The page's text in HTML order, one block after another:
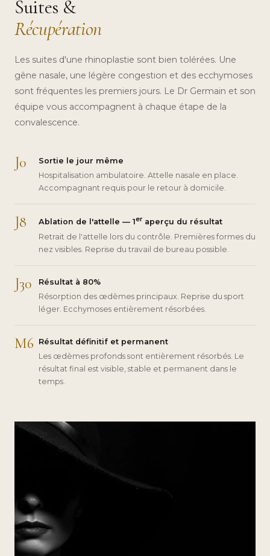
Suites &
Récupération
Les suites d'une rhinoplastie sont bien tolérées. Une
gêne nasale, une légère congestion et des ecchymoses
sont fréquentes les premiers jours. Le Dr Germain et son
équipe vous accompagnent à chaque étape de la
convalescence.
J0
Sortie le jour même
Hospitalisation ambulatoire. Attelle nasale en place.
Accompagnant requis pour le retour à domicile.
J8 Ablation de l'attelle — 1er aperçu du résultat
Retrait de l'attelle lors du contrôle. Premières formes du
nez visibles. Reprise du travail de bureau possible.
J30
Résultat à 80%
Résorption des œdèmes principaux. Reprise du sport
léger. Ecchymoses entièrement résorbées.
M6
Résultat définitif et permanent
Les œdèmes profonds sont entièrement résorbés. Le
résultat final est visible, stable et permanent dans le
temps.